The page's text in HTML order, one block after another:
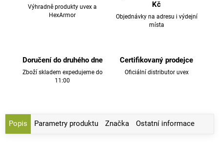
Výhradně produkty uvex a
HexArmor
Kč
Objednávky na adresu i výdejní
místa
Doručení do druhého dne
Zboží skladem expedujeme do
11:00
Certifikovaný prodejce
Oficiální distributor uvex
Popis Parametry produktu Značka Ostatní informace